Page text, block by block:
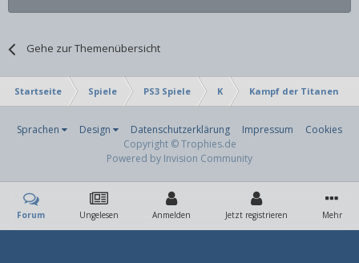
Gehe zur Themenübersicht
Startseite Spiele PS3 Spiele K Kampf der Titanen
Sprachen Design Datenschutzerklärung Impressum
Cookies
Copyright © Trophies.de
Powered by Invision Community
Forum Ungelesen Anmelden Jetzt registrieren Mehr